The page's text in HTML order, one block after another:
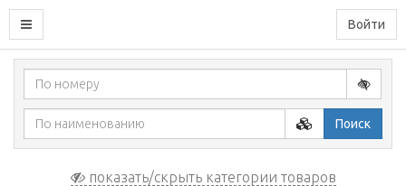
Войти
Поиск
показать/скрыть категории товаров